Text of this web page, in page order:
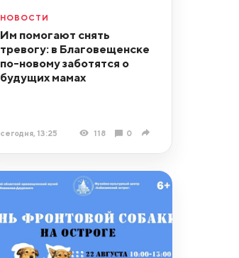
НОВОСТИ
Им помогают снять
тревогу: в Благовещенске
по-новому заботятся о
будущих мамах
сегодня, 13:25 118 0